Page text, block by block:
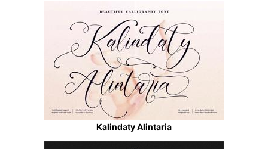
Kalindaty Alintaria